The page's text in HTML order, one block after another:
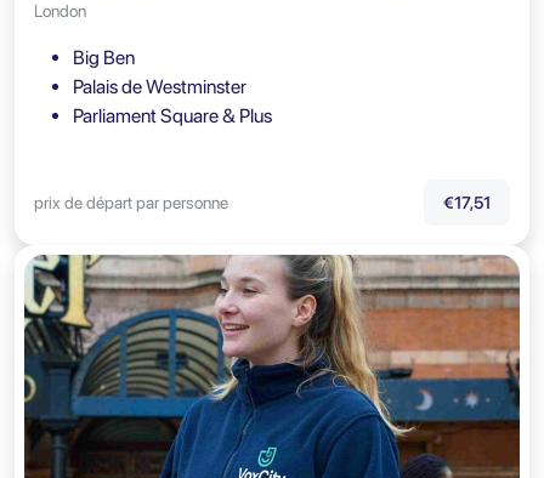
London
Big Ben
Palais de Westminster
Parliament Square & Plus
prix de départ par personne €17,51